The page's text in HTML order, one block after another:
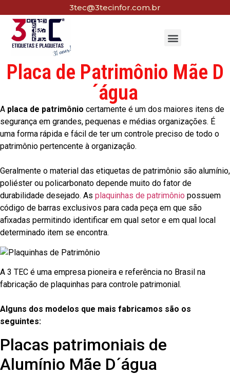
3tec@3tecinfor.com.br
Placa de Patrimônio Mãe D
´água
A placa de patrimônio certamente é um dos maiores itens de
segurança em grandes, pequenas e médias organizações. É
uma forma rápida e fácil de ter um controle preciso de todo o
patrimônio pertencente à organização.
Geralmente o material das etiquetas de patrimônio são alumínio,
poliéster ou policarbonato depende muito do fator de
durabilidade desejado. As plaquinhas de patrimônio possuem
código de barras exclusivos para cada peça em que são
afixadas permitindo identificar em qual setor e em qual local
determinado item se encontra.
A 3 TEC é uma empresa pioneira e referência no Brasil na
fabricação de plaquinhas para controle patrimonial.
Alguns dos modelos que mais fabricamos são os
seguintes:
Placas patrimoniais de
Alumínio Mãe D´água